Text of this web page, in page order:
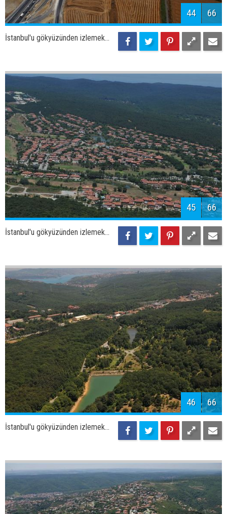
47
İstanbul'u gökyüzünden izlemek...
48
İstanbul'u gökyüzünden izlemek...
49 66
İstanbul'u gökyüzünden izlemek...